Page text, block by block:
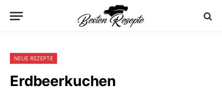
NEUE REZEPTE
Erdbeerkuchen